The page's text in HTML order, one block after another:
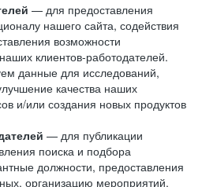
— для предоставления
нашего сайта, содействия
возможности
клиентов-работодателей.
данные для исследований,
качества наших
и/или создания новых продуктов
— для публикации
поиска и подбора
должности, предоставления
организацию мероприятий,